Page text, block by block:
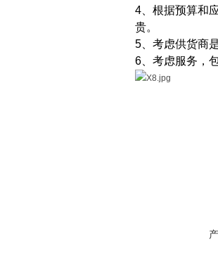
4、根据预算和
贵。
5、考虑供货商
6、考虑服务，